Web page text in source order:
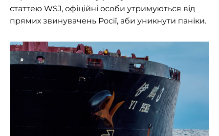
статтею WSJ, офіційні особи утримуються від
прямих звинувачень Росії, аби уникнути паніки.